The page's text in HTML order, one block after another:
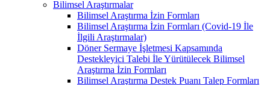
Bilimsel Araştırmalar
Bilimsel Araştırma İzin Formları
Bilimsel Araştırma İzin Formları (Covid-19 İle
İlgili Araştırmalar)
Döner Sermaye İşletmesi Kapsamında
Destekleyici Talebi İle Yürütülecek Bilimsel
Araştırma İzin Formları
Bilimsel Araştırma Destek Puanı Talep Formları